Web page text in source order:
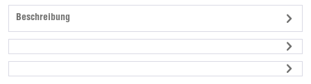
Beschreibung